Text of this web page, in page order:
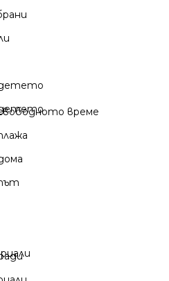
детето
детето
време